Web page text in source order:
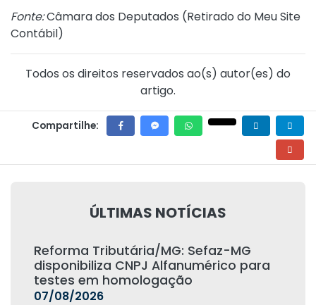
Fonte:Câmara dos Deputados (Retirado do Meu Site
Contábil)
Todos os direitos reservados ao(s) autor(es) do
artigo.
Compartilhe:
ÚLTIMAS NOTÍCIAS
Reforma Tributária/MG: Sefaz-MG
disponibiliza CNPJ Alfanumérico para
testes em homologação
07/08/2026